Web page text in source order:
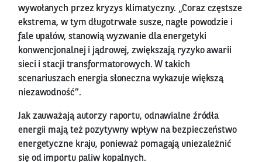
wywołanych przez kryzys klimatyczny. „Coraz częstsze
ekstrema, w tym długotrwałe susze, nagłe powodzie i
fale upałów, stanowią wyzwanie dla energetyki
konwencjonalnej i jądrowej, zwiększają ryzyko awarii
sieci i stacji transformatorowych. W takich
scenariuszach energia słoneczna wykazuje większą
niezawodność”.
Jak zauważają autorzy raportu, odnawialne źródła
energii mają też pozytywny wpływ na bezpieczeństwo
energetyczne kraju, ponieważ pomagają uniezależnić
się od importu paliw kopalnych.